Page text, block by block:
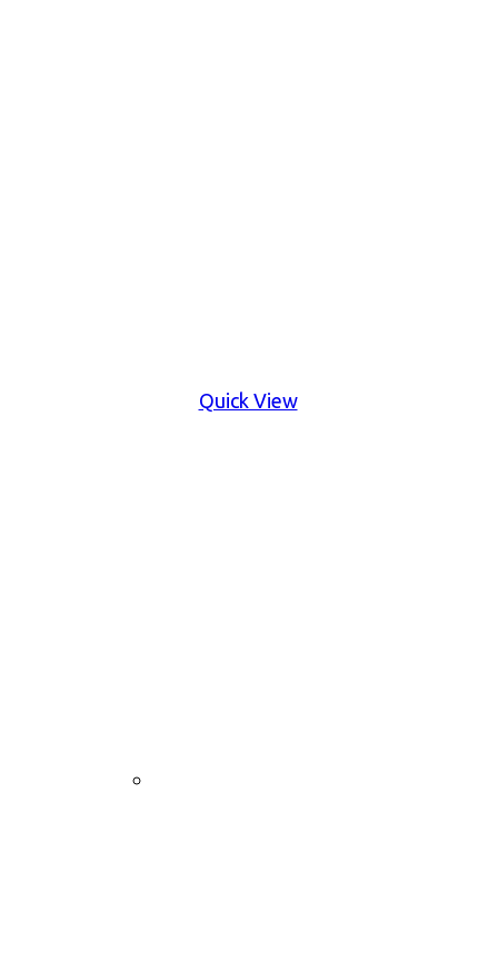
Quick View